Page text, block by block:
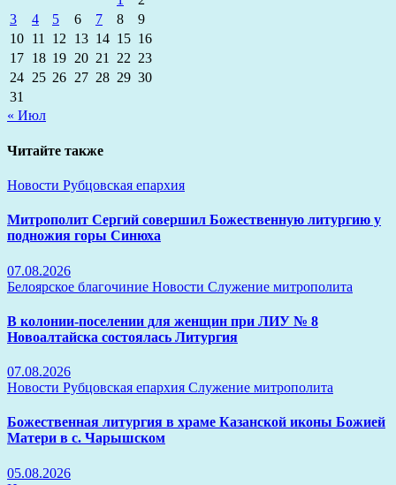
3
4 5 6 7 8
9
10 11 12 13 14 15 16
17 18 19 20 21 22 23
24 25 26 27 28 29 30
31
« Июл
Читайте также
Новости Рубцовская епархия
Митрополит Сергий совершил Божественную литургию у
подножия горы Синюха
07.08.2026
Белоярское благочиние Новости Служение митрополита
В колонии-поселении для женщин при ЛИУ № 8
Новоалтайска состоялась Литургия
07.08.2026
Новости Рубцовская епархия Служение митрополита
Божественная литургия в храме Казанской иконы Божией
Матери в с. Чарышском
05.08.2026